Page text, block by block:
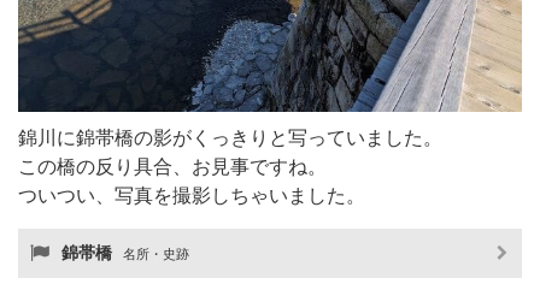
錦川に錦帯橋の影がくっきりと写っていました。
この橋の反り具合、お見事ですね。
ついつい、写真を撮影しちゃいました。
錦帯橋 名所・史跡